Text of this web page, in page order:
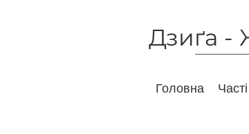
Дзиґа -
Головна